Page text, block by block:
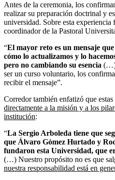
Antes de la ceremonia, los
realizar su preparación doctrinal y
universidad. Sobre esta
coordinador de la Pastoral
“El mayor reto es un mensaje
cómo lo actualizamos y lo
pero no cambiando su esencia (…)
ser un curso voluntario, los
recibir el mensaje”.
Corredor también enfatizó que
directamente a la misión y a los
institución:
“La Sergio Arboleda tiene que
que Álvaro Gómez Hurtado y
fundaron esta Universidad, que
(…) Nuestro propósito no es que
nuestra responsabilidad está en